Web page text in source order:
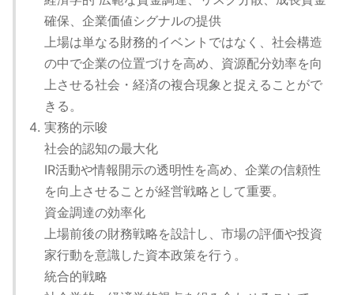
確保、企業価値シグナルの提供
上場は単なる財務的イベントではなく、社会構造
の中で企業の位置づけを高め、資源配分効率を向
上させる社会・経済の複合現象と捉えることがで
きる。
実務的示唆
社会的認知の最大化
IR活動や情報開示の透明性を高め、企業の信頼性
を向上させることが経営戦略として重要。
資金調達の効率化
上場前後の財務戦略を設計し、市場の評価や投資
家行動を意識した資本政策を行う。
統合的戦略